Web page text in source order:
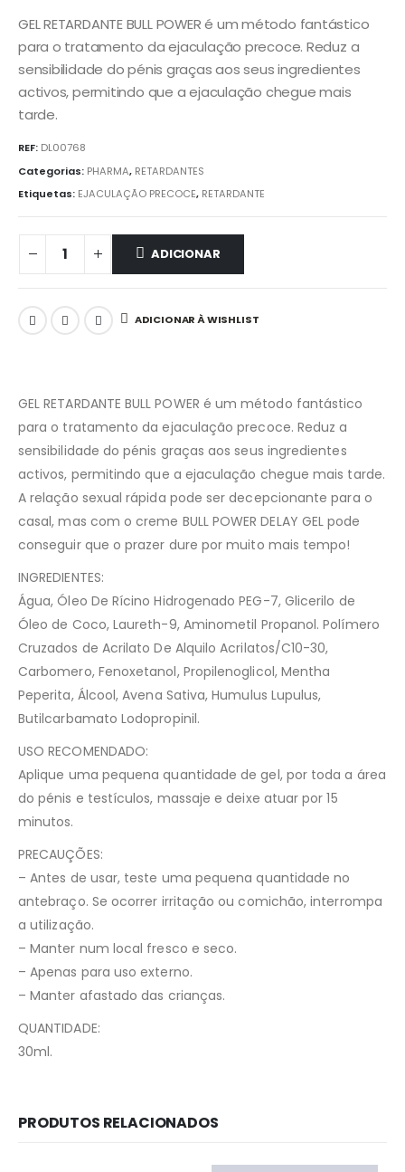
GEL RETARDANTE BULL POWER é um método fantástico
para o tratamento da ejaculação precoce. Reduz a
sensibilidade do pénis graças aos seus ingredientes
activos, permitindo que a ejaculação chegue mais
tarde.
REF: DL00768
Categorias: PHARMA, RETARDANTES
Etiquetas: EJACULAÇÃO PRECOCE, RETARDANTE
ADICIONAR
ADICIONAR À WISHLIST
GEL RETARDANTE BULL POWER é um método fantástico
para o tratamento da ejaculação precoce. Reduz a
sensibilidade do pénis graças aos seus ingredientes
activos, permitindo que a ejaculação chegue mais tarde.
A relação sexual rápida pode ser decepcionante para o
casal, mas com o creme BULL POWER DELAY GEL pode
conseguir que o prazer dure por muito mais tempo!
INGREDIENTES:
Água, Óleo De Rícino Hidrogenado PEG-7, Glicerilo de
Óleo de Coco, Laureth-9, Aminometil Propanol. Polímero
Cruzados de Acrilato De Alquilo Acrilatos/C10-30,
Carbomero, Fenoxetanol, Propilenoglicol, Mentha
Peperita, Álcool, Avena Sativa, Humulus Lupulus,
Butilcarbamato Lodopropinil.
USO RECOMENDADO:
Aplique uma pequena quantidade de gel, por toda a área
do pénis e testículos, massaje e deixe atuar por 15
minutos.
PRECAUÇÕES:
– Antes de usar, teste uma pequena quantidade no
antebraço. Se ocorrer irritação ou comichão, interrompa
a utilização.
– Manter num local fresco e seco.
– Apenas para uso externo.
– Manter afastado das crianças.
QUANTIDADE:
30ml.
PRODUTOS RELACIONADOS